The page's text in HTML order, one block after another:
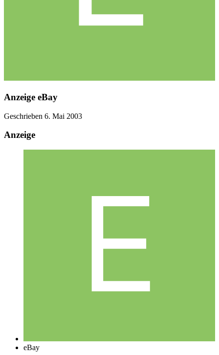
Anzeige eBay
Geschrieben 6. Mai 2003
Anzeige
eBay